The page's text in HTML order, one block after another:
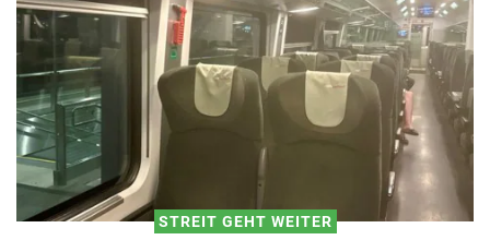
STREIT GEHT WEITER